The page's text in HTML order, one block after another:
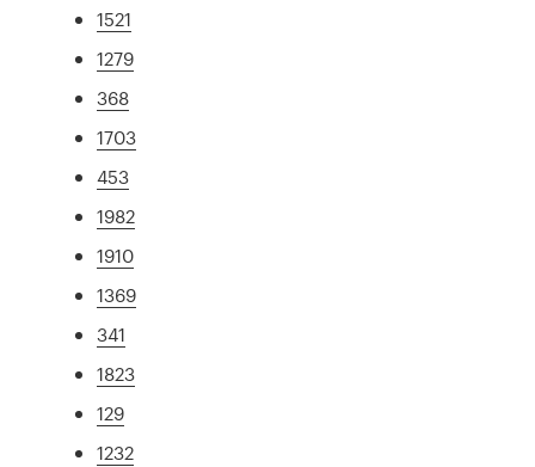
1521
1279
368
1703
453
1982
1910
1369
341
1823
129
1232